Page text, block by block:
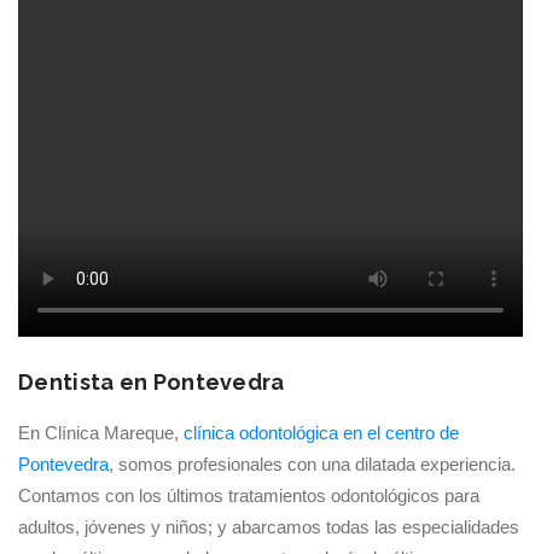
Dentista en Pontevedra
En Clínica Mareque, clínica odontológica en el centro de
Pontevedra, somos profesionales con una dilatada experiencia.
Contamos con los últimos tratamientos odontológicos para
adultos, jóvenes y niños; y abarcamos todas las especialidades